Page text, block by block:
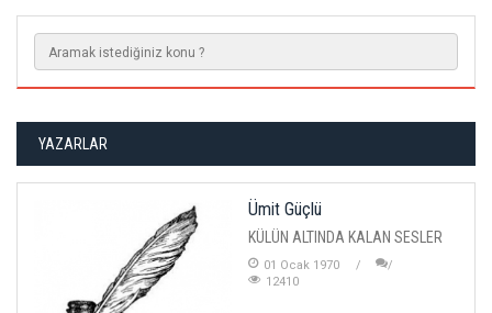
YAZARLAR
Ümit Güçlü
KÜLÜN ALTINDA KALAN SESLER
01 Ocak 1970
12410